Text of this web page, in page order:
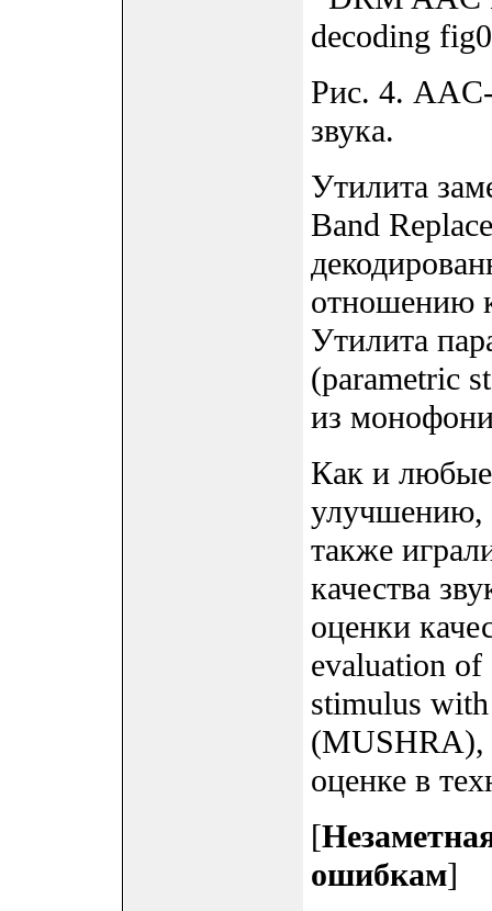
Рис. 4.
звука.
Утилита
Band
отношению
Утилита
(parametric
из
Как и
улучшению,
также
качества
оценки
evaluation
stimulus
(MUSHRA),
оценке в
[
ошибкам]